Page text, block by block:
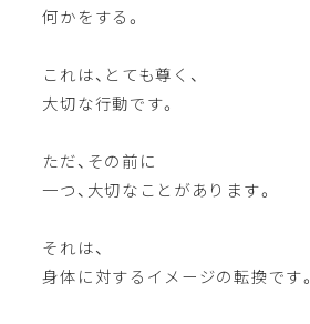
何かをする。
これは、とても尊く、
大切な行動です。
ただ、その前に
一つ、大切なことがあります。
それは、
身体に対するイメージの転換です。